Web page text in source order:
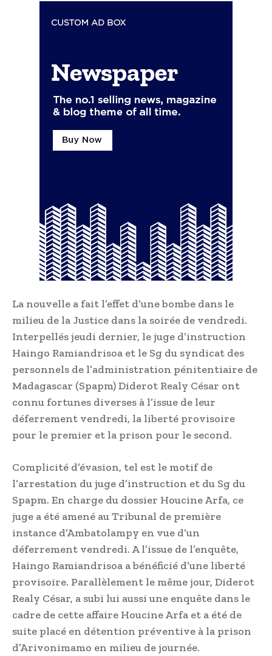
La nouvelle a fait l’effet d’une bombe dans le
milieu de la Justice dans la soirée de vendredi.
Interpellés jeudi dernier, le juge d’instruction
Haingo Ramiandrisoa et le Sg du syndicat des
personnels de l’administration pénitentiaire de
Madagascar (Spapm) Diderot Realy César ont
connu fortunes diverses à l’issue de leur
déferrement vendredi, la liberté provisoire
pour le premier et la prison pour le second.
Complicité d’évasion, tel est le motif de
l’arrestation du juge d’instruction et du Sg du
Spapm. En charge du dossier Houcine Arfa, ce
juge a été amené au Tribunal de première
instance d’Ambatolampy en vue d’un
déferrement vendredi. A l’issue de l’enquête,
Haingo Ramiandrisoa a bénéficié d’une liberté
provisoire. Parallèlement le même jour, Diderot
Realy César, a subi lui aussi une enquête dans le
cadre de cette affaire Houcine Arfa et a été de
suite placé en détention préventive à la prison
d’Arivonimamo en milieu de journée.